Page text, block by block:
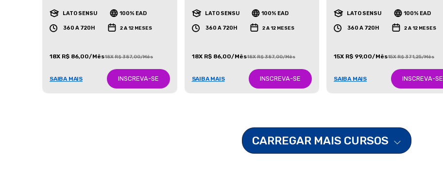
LATO SENSU 100% EAD
360 A 720H 2 A 12 MESES
18X R$ 86,00/Mês18X R$ 387,00/Mês
SAIBA MAIS INSCREVA-SE
LATO SENSU 100% EAD
360 A 720H 2 A 12 MESES
18X R$ 86,00/Mês18X R$ 387,00/Mês
SAIBA MAIS INSCREVA-SE
LATO SENSU 100% EAD
360 A 720H 2 A 12 MESES
15X R$ 99,00/Mês15X R$ 371,25/Mês
SAIBA MAIS INSCREVA-SE
CARREGAR MAIS CURSOS